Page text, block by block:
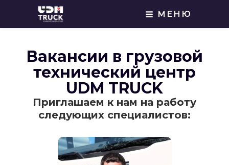
МЕНЮ
Вакансии в грузовой
технический центр
UDM TRUCK
Приглашаем к нам на работу
следующих специалистов: